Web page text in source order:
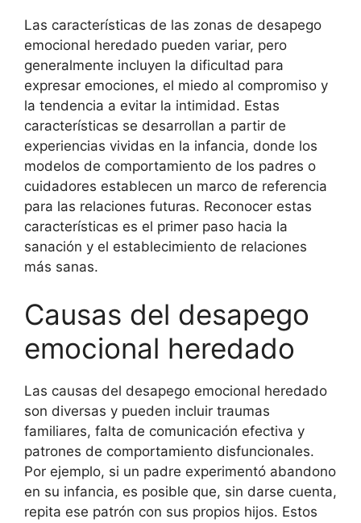
Las características de las zonas de desapego
emocional heredado pueden variar, pero
generalmente incluyen la dificultad para
expresar emociones, el miedo al compromiso y
la tendencia a evitar la intimidad. Estas
características se desarrollan a partir de
experiencias vividas en la infancia, donde los
modelos de comportamiento de los padres o
cuidadores establecen un marco de referencia
para las relaciones futuras. Reconocer estas
características es el primer paso hacia la
sanación y el establecimiento de relaciones
más sanas.
Causas del desapego
emocional heredado
Las causas del desapego emocional heredado
son diversas y pueden incluir traumas
familiares, falta de comunicación efectiva y
patrones de comportamiento disfuncionales.
Por ejemplo, si un padre experimentó abandono
en su infancia, es posible que, sin darse cuenta,
repita ese patrón con sus propios hijos. Estos